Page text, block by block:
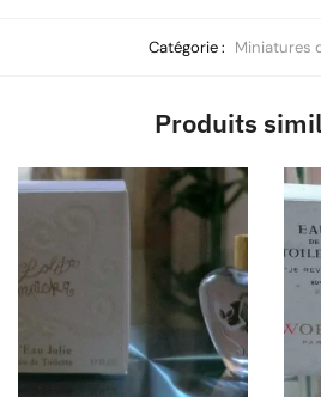
Catégorie : Miniatures
Produits